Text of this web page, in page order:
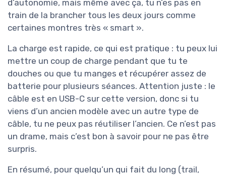
d’autonomie, mais même avec ça, tu n’es pas en
train de la brancher tous les deux jours comme
certaines montres très « smart ».
La charge est rapide, ce qui est pratique : tu peux lui
mettre un coup de charge pendant que tu te
douches ou que tu manges et récupérer assez de
batterie pour plusieurs séances. Attention juste : le
câble est en USB-C sur cette version, donc si tu
viens d’un ancien modèle avec un autre type de
câble, tu ne peux pas réutiliser l’ancien. Ce n’est pas
un drame, mais c’est bon à savoir pour ne pas être
surpris.
En résumé, pour quelqu’un qui fait du long (trail,